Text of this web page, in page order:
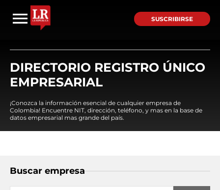
SUSCRIBIRSE
DIRECTORIO REGISTRO ÚNICO
EMPRESARIAL
¡Conozca la información esencial de cualquier empresa de
Colombia! Encuentre NIT, dirección, teléfono, y mas en la base de
datos empresarial mas grande del país.
Buscar empresa